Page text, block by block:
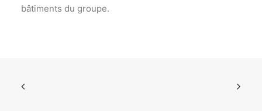
bâtiments du groupe.